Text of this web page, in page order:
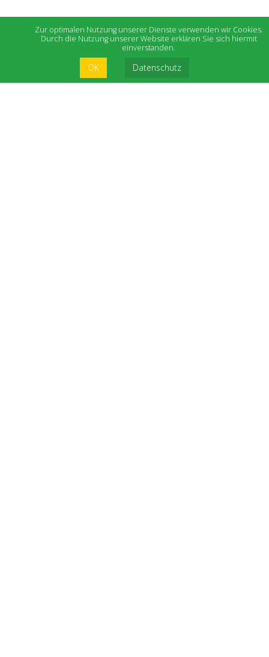
Zur optimalen Nutzung unserer Dienste verwenden wir Cookies.
Durch die Nutzung unserer Website erklären Sie sich hiermit
einverstanden.
OK Datenschutz